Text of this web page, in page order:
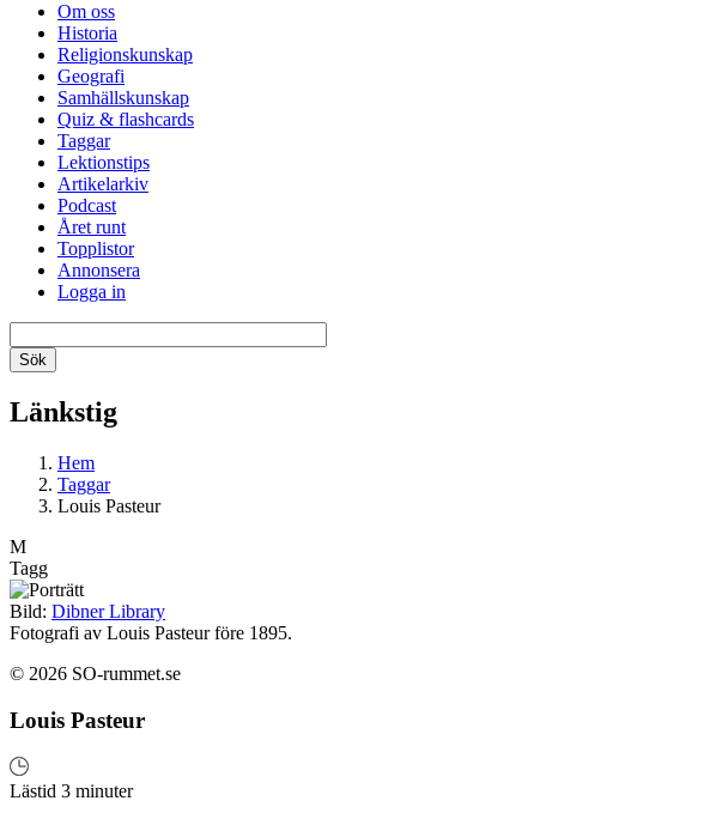
Om oss
Historia
Religionskunskap
Geografi
Samhällskunskap
Quiz & flashcards
Taggar
Lektionstips
Artikelarkiv
Podcast
Året runt
Topplistor
Annonsera
Logga in
Länkstig
Hem
Taggar
Louis Pasteur
M
Tagg
Bild: Dibner Library
Fotografi av Louis Pasteur före 1895.
© 2026 SO-rummet.se
Louis Pasteur
Lästid 3 minuter